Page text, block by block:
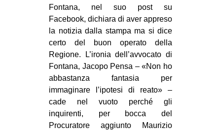
MONDO
EVENTI
in
tw
bsky
Fontana, nel suo post su
Facebook, dichiara di aver appreso
la notizia dalla stampa ma si dice
certo del buon operato della
Regione. L’ironia dell’avvocato di
Fontana, Jacopo Pensa – «Non ho
abbastanza fantasia per
immaginare l’ipotesi di reato» –
cade nel vuoto perché gli
inquirenti, per bocca del
Procuratore aggiunto Maurizio